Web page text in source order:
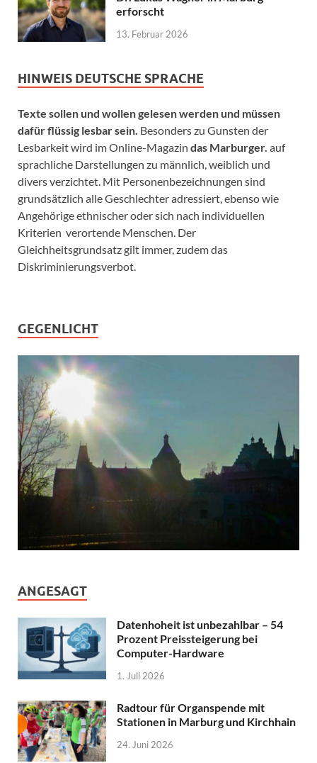
erforscht
13. Februar 2026
HINWEIS DEUTSCHE SPRACHE
Texte sollen und wollen gelesen werden und müssen
dafür flüssig lesbar sein. Besonders zu Gunsten der
Lesbarkeit wird im Online-Magazin das Marburger. auf
sprachliche Darstellungen zu männlich, weiblich und
divers verzichtet. Mit Personenbezeichnungen sind
grundsätzlich alle Geschlechter adressiert, ebenso wie
Angehörige ethnischer oder sich nach individuellen
Kriterien verortende Menschen. Der
Gleichheitsgrundsatz gilt immer, zudem das
Diskriminierungsverbot.
GEGENLICHT
ANGESAGT
Datenhoheit ist unbezahlbar – 54
Prozent Preissteigerung bei
Computer-Hardware
1. Juli 2026
Radtour für Organspende mit
Stationen in Marburg und Kirchhain
24. Juni 2026